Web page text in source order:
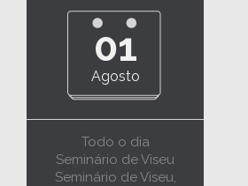
01
Agosto
Todo o dia
Seminário de Viseu
Seminário de Viseu,